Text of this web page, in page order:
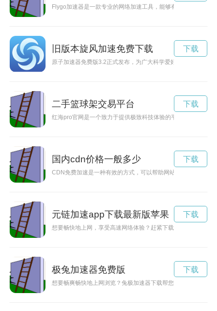
Flygo加速器是一款专业的网络加速工具，能够有效提升网络连
旧版本旋风加速免费下载
原子加速器免费版3.2正式发布，为广大科学爱好者提供更加便
下载
二手篮球架交易平台
红海pro官网是一个致力于提供极致科技体验的平台，为用户打
下载
国内cdn价格一般多少
CDN免费加速是一种有效的方式，可以帮助网站提升用户体验
下载
元链加速app下载最新版苹果
想要畅快地上网，享受高速网络体验？赶紧下载元链加速App
下载
极兔加速器免费版
想要畅爽畅快地上网浏览？兔极加速器下载帮您实现！通过优
下载